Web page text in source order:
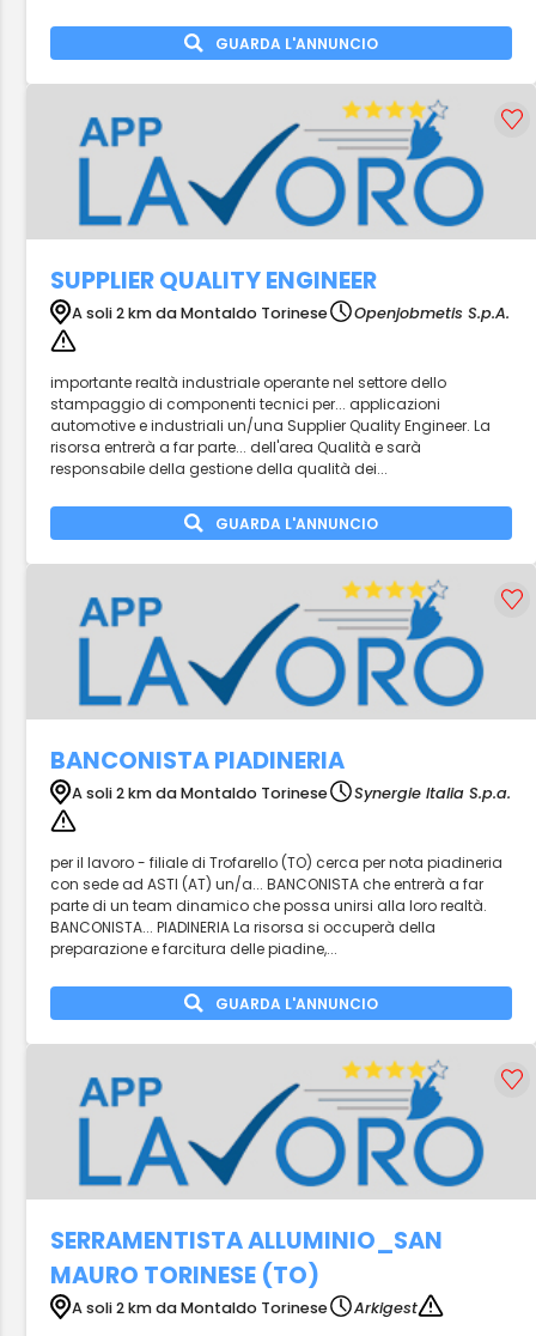
GUARDA L'ANNUNCIO
SUPPLIER QUALITY ENGINEER
A soli 2 km da Montaldo Torinese Openjobmetis S.p.A.
importante realtà industriale operante nel settore dello
stampaggio di componenti tecnici per... applicazioni
automotive e industriali un/una Supplier Quality Engineer. La
risorsa entrerà a far parte... dell'area Qualità e sarà
responsabile della gestione della qualità dei...
GUARDA L'ANNUNCIO
BANCONISTA PIADINERIA
A soli 2 km da Montaldo Torinese Synergie Italia S.p.a.
per il lavoro - filiale di Trofarello (TO) cerca per nota piadineria
con sede ad ASTI (AT) un/a... BANCONISTA che entrerà a far
parte di un team dinamico che possa unirsi alla loro realtà.
BANCONISTA... PIADINERIA La risorsa si occuperà della
preparazione e farcitura delle piadine,...
GUARDA L'ANNUNCIO
SERRAMENTISTA ALLUMINIO_SAN
MAURO TORINESE (TO)
A soli 2 km da Montaldo Torinese
Arkigest